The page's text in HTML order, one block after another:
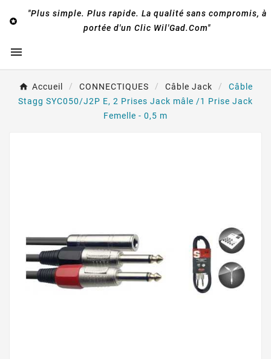

"Plus simple. Plus rapide. La qualité sans compromis, à
portée d'un Clic Wil'Gad.Com"

Accueil CONNECTIQUES Câble Jack
Câble
Stagg SYC050/J2P E, 2 Prises Jack mâle /1 Prise Jack
Femelle - 0,5 m